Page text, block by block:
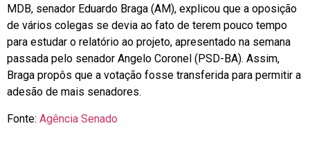
MDB, senador Eduardo Braga (AM), explicou que a oposição
de vários colegas se devia ao fato de terem pouco tempo
para estudar o relatório ao projeto, apresentado na semana
passada pelo senador Angelo Coronel (PSD-BA). Assim,
Braga propôs que a votação fosse transferida para permitir a
adesão de mais senadores.
Fonte: Agência Senado